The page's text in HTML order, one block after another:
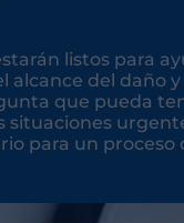
listos para
alcance del daño
que pueda
para un